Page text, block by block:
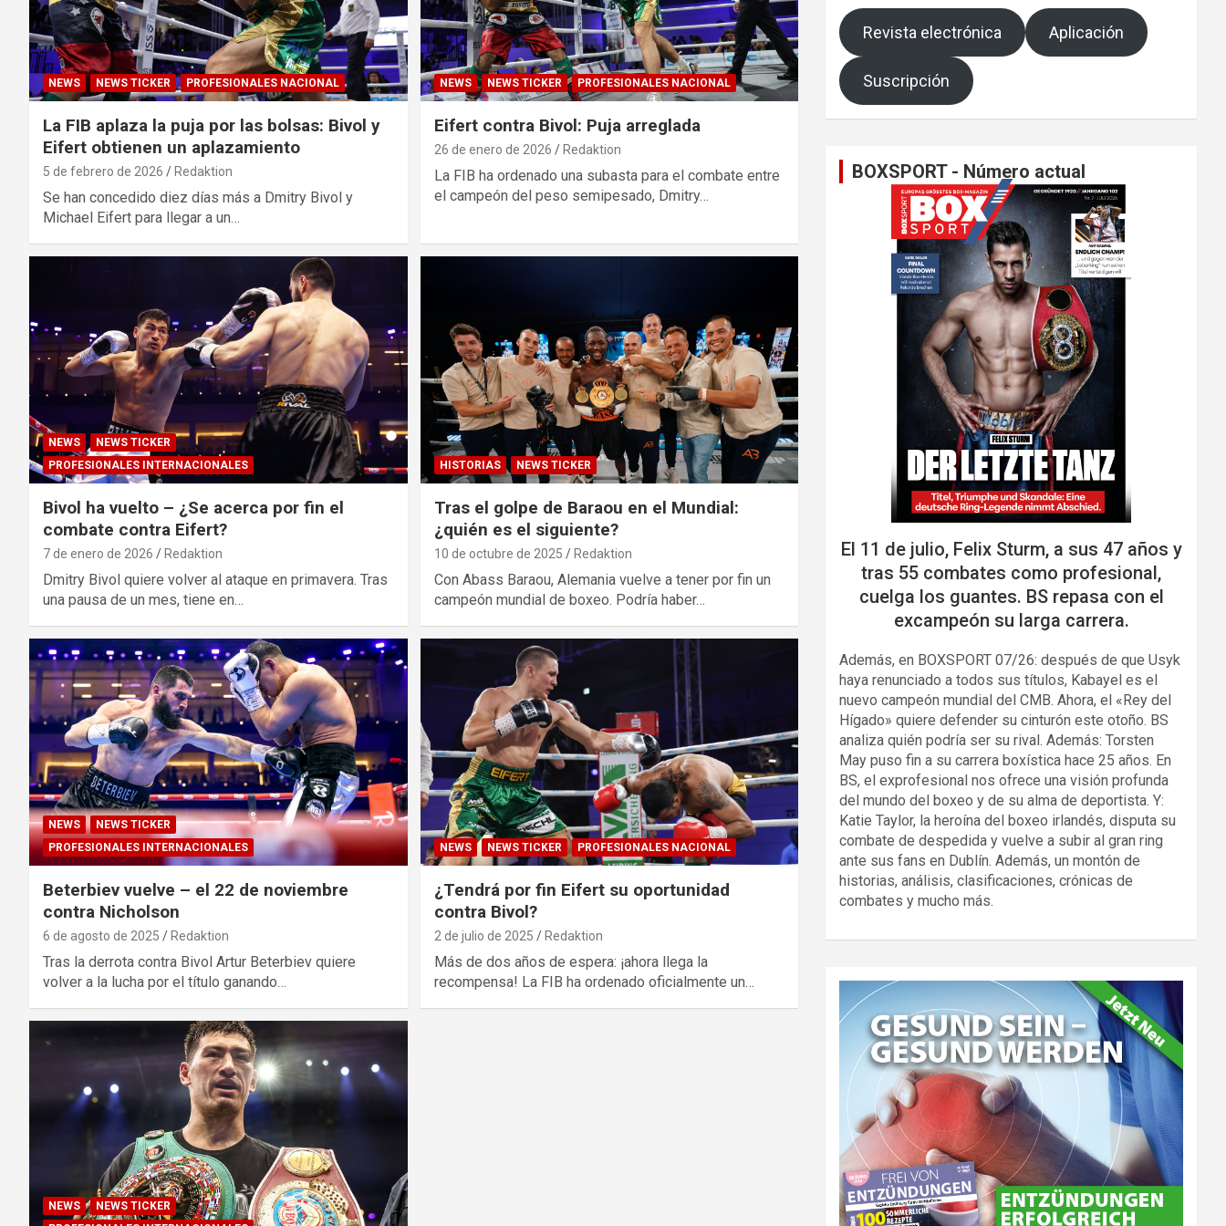
NEWS NEWS TICKER PROFESIONALES NACIONAL
La FIB aplaza la puja por las bolsas: Bivol y
Eifert obtienen un aplazamiento
5 de febrero de 2026 Redaktion
Se han concedido diez días más a Dmitry Bivol y
Michael Eifert para llegar a un…
NEWS NEWS TICKER PROFESIONALES NACIONAL
Eifert contra Bivol: Puja arreglada
26 de enero de 2026 Redaktion
La FIB ha ordenado una subasta para el combate entre
el campeón del peso semipesado, Dmitry…
NEWS
NEWS TICKER
PROFESIONALES INTERNACIONALES
Bivol ha vuelto – ¿Se acerca por fin el
combate contra Eifert?
7 de enero de 2026 Redaktion
Dmitry Bivol quiere volver al ataque en primavera. Tras
una pausa de un mes, tiene en…
HISTORIAS NEWS TICKER
Tras el golpe de Baraou en el Mundial:
¿quién es el siguiente?
10 de octubre de 2025 Redaktion
Con Abass Baraou, Alemania vuelve a tener por fin un
campeón mundial de boxeo. Podría haber…
NEWS
NEWS TICKER
PROFESIONALES INTERNACIONALES
Beterbiev vuelve – el 22 de noviembre
contra Nicholson
6 de agosto de 2025 Redaktion
Tras la derrota contra Bivol Artur Beterbiev quiere
volver a la lucha por el título ganando…
NEWS NEWS TICKER PROFESIONALES NACIONAL
¿Tendrá por fin Eifert su oportunidad
contra Bivol?
2 de julio de 2025 Redaktion
Más de dos años de espera: ¡ahora llega la
recompensa! La FIB ha ordenado oficialmente un…
NEWS
NEWS TICKER
Revista electrónica Aplicación
Suscripción
BOXSPORT - Número actual
El 11 de julio, Felix Sturm, a sus 47 años y
tras 55 combates como profesional,
cuelga los guantes. BS repasa con el
excampeón su larga carrera.
Además, en BOXSPORT 07/26: después de que Usyk
haya renunciado a todos sus títulos, Kabayel es el
nuevo campeón mundial del CMB. Ahora, el «Rey del
Hígado» quiere defender su cinturón este otoño. BS
analiza quién podría ser su rival. Además: Torsten
May puso fin a su carrera boxística hace 25 años. En
BS, el exprofesional nos ofrece una visión profunda
del mundo del boxeo y de su alma de deportista. Y:
Katie Taylor, la heroína del boxeo irlandés, disputa su
combate de despedida y vuelve a subir al gran ring
ante sus fans en Dublín. Además, un montón de
historias, análisis, clasificaciones, crónicas de
combates y mucho más.